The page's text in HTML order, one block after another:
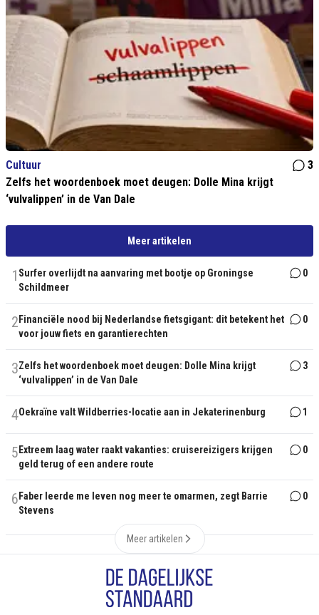
Cultuur
3
Zelfs het woordenboek moet deugen: Dolle Mina krijgt
‘vulvalippen’ in de Van Dale
Meer artikelen
1 Surfer overlijdt na aanvaring met bootje op Groningse
Schildmeer
0
2 Financiële nood bij Nederlandse fietsgigant: dit betekent het
voor jouw fiets en garantierechten
0
3Zelfs het woordenboek moet deugen: Dolle Mina krijgt
‘vulvalippen’ in de Van Dale
3
4Oekraïne valt Wildberries-locatie aan in Jekaterinenburg 1
5 Extreem laag water raakt vakanties: cruisereizigers krijgen
geld terug of een andere route
0
6 Faber leerde me leven nog meer te omarmen, zegt Barrie
Stevens
0
Meer artikelen